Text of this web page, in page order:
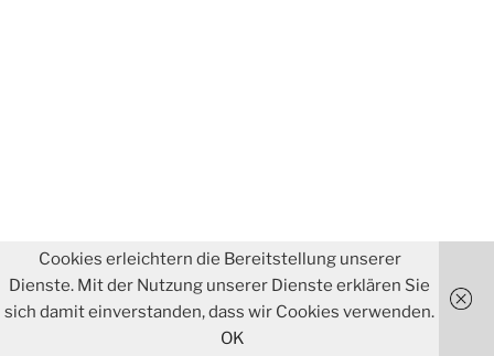
Cookies erleichtern die Bereitstellung unserer
Dienste. Mit der Nutzung unserer Dienste erklären Sie
sich damit einverstanden, dass wir Cookies verwenden.
OK